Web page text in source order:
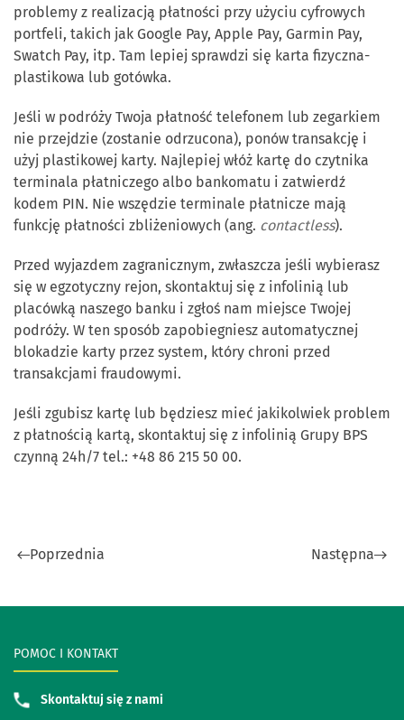
problemy z realizacją płatności przy użyciu cyfrowych
portfeli, takich jak Google Pay, Apple Pay, Garmin Pay,
Swatch Pay, itp. Tam lepiej sprawdzi się karta fizyczna-
plastikowa lub gotówka.
Jeśli w podróży Twoja płatność telefonem lub zegarkiem
nie przejdzie (zostanie odrzucona), ponów transakcję i
użyj plastikowej karty. Najlepiej włóż kartę do czytnika
terminala płatniczego albo bankomatu i zatwierdź
kodem PIN. Nie wszędzie terminale płatnicze mają
funkcję płatności zbliżeniowych (ang. contactless).
Przed wyjazdem zagranicznym, zwłaszcza jeśli wybierasz
się w egzotyczny rejon, skontaktuj się z infolinią lub
placówką naszego banku i zgłoś nam miejsce Twojej
podróży. W ten sposób zapobiegniesz automatycznej
blokadzie karty przez system, który chroni przed
transakcjami fraudowymi.
Jeśli zgubisz kartę lub będziesz mieć jakikolwiek problem
z płatnością kartą, skontaktuj się z infolinią Grupy BPS
czynną 24h/7 tel.: +48 86 215 50 00.
Poprzednia Następna
POMOC I KONTAKT
Skontaktuj się z nami